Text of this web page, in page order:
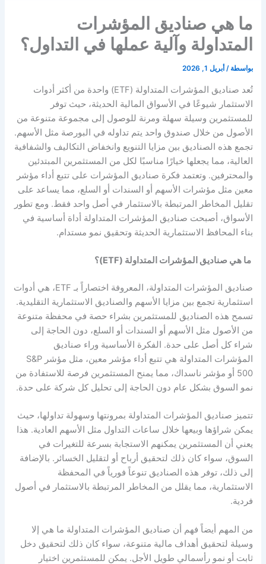
ما هي صناديق المؤشرات
المتداولة وآلية عملها في التداول؟
بواسطة/أبريل 1, 2026
تُعد صناديق المؤشرات المتداولة (ETF) واحدة من أكثر أدوات
الاستثمار شيوعًا في الأسواق المالية الحديثة، حيث توفر
للمستثمرين وسيلة سهلة ومرنة للوصول إلى مجموعة متنوعة من
الأصول من خلال صندوق واحد يتم تداوله في البورصة مثل الأسهم.
تجمع هذه الصناديق بين مزايا التنويع وانخفاض التكاليف والشفافية
العالية، مما يجعلها خيارًا مناسبًا لكل من المستثمرين المبتدئين
والمحترفين. وتعتمد فكرة صناديق المؤشرات على تتبع أداء مؤشر
معين مثل مؤشرات الأسهم أو السندات أو السلع، مما يساعد على
تقليل المخاطر المرتبطة بالاستثمار في أصل واحد فقط. ومع تطور
الأسواق، أصبحت صناديق المؤشرات المتداولة أداة أساسية في
بناء المحافظ الاستثمارية الحديثة وتحقيق نمو مستدام.
ما هي صناديق المؤشرات المتداولة (ETF)؟
صناديق المؤشرات المتداولة، المعروفة اختصاراً بـ ETF، هي أدوات
استثمارية تجمع بين مزايا الأسهم والصناديق الاستثمارية التقليدية.
تسمح هذه الصناديق للمستثمرين بشراء حصة في محفظة متنوعة
من الأصول مثل الأسهم أو السندات أو السلع، دون الحاجة إلى
شراء كل أصل على حدة. الفكرة الأساسية وراء صناديق
المؤشرات المتداولة هي تتبع أداء مؤشر معين، مثل مؤشر S&P
500 أو مؤشر ناسداك، مما يمنح المستثمرين فرصة للاستفادة من
نمو السوق بشكل عام دون الحاجة إلى تحليل كل شركة على حدة.
تتميز صناديق المؤشرات المتداولة بمرونتها وسهولة تداولها، حيث
يمكن شراؤها وبيعها خلال ساعات التداول مثل الأسهم العادية. هذا
يعني أن المستثمرين يمكنهم الاستجابة بسرعة للتغيرات في
السوق، سواء كان ذلك لتحقيق أرباح أو لتقليل الخسائر. بالإضافة
إلى ذلك، توفر هذه الصناديق تنوعاً فورياً في المحفظة
الاستثمارية، مما يقلل من المخاطر المرتبطة بالاستثمار في أصول
فردية.
من المهم أيضاً فهم أن صناديق المؤشرات المتداولة ما هي إلا
وسيلة لتحقيق أهداف مالية متنوعة، سواء كان ذلك لتحقيق دخل
ثابت أو نمو رأسمالي طويل الأجل. يمكن للمستثمرين اختيار